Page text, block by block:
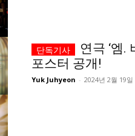
연극 ‘엠.
포스터 공개!
Yuk Juhyeon - 2024년 2월 19일